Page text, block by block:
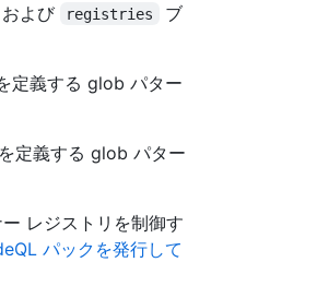
および registries
ブ
定義する glob パター
定義する glob パター
レジストリを制御す
パックを発行して